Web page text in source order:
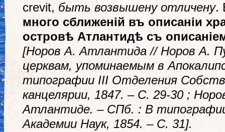
сrеvit, быть возвышену отличену.
много сближеній въ описаніи
островѣ Атлантидѣ съ
[Норов А. Атлантида // Норов А.
церквам, упоминаемым в
типографии III Отделения
канцелярии, 1847. – С. 29-30 ;
Атлантиде. – СПб. : В
Академии Наук, 1854. – С. 31].